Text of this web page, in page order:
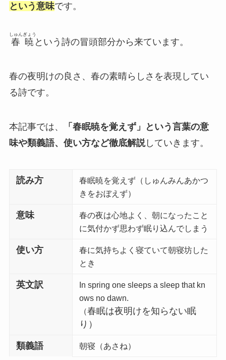
という意味です。
春暁
しゅんぎょう
という詩の冒頭部分から来ています。
春の夜明けの良さ、春の素晴らしさを表現してい
る詩です。
本記事では、
「春眠暁を覚えず」という言葉の意
味や類義語、使い方など徹底解説していきます。
読み方
春眠暁を覚えず（しゅんみんあかつ
きをおぼえず）
意味
春の夜は心地よく、朝になったこと
に気付かず思わず眠り込んでしまう
使い方
春に気持ちよく寝ていて朝寝坊した
とき
英文訳
In spring one sleeps a sleep that kn
ows no dawn.
（春眠は夜明けを知らない眠
り）
類義語 朝寝（あさね）